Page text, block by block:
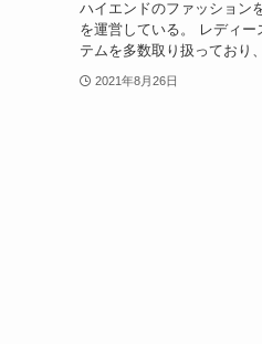
ハイエンドのファッション
を運営している。 レディー
テムを多数取り扱っており
2021年8月26日